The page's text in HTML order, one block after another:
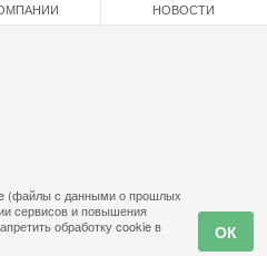
НОВОСТИ
(файлы с данными о прошлых
сервисов и повышения
обработку cookie в